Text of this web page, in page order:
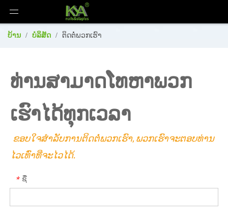
ບ້ານ / ບໍລິສັດ / ຕິດຕໍ່ພວກເຮົາ
ທ່ານສາມາດໂທຫາພວກ
ເຮົາໄດ້ທຸກເວລາ
ຂອບໃຈສໍາລັບການຕິດຕໍ່ພວກເຮົາ, ພວກເຮົາຈະຕອບທ່ານ
ໄວເທົ່າທີ່ຈະໄວໄດ້.
* ຊື່